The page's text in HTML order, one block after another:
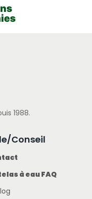
1988.
Conseil
à eau FAQ